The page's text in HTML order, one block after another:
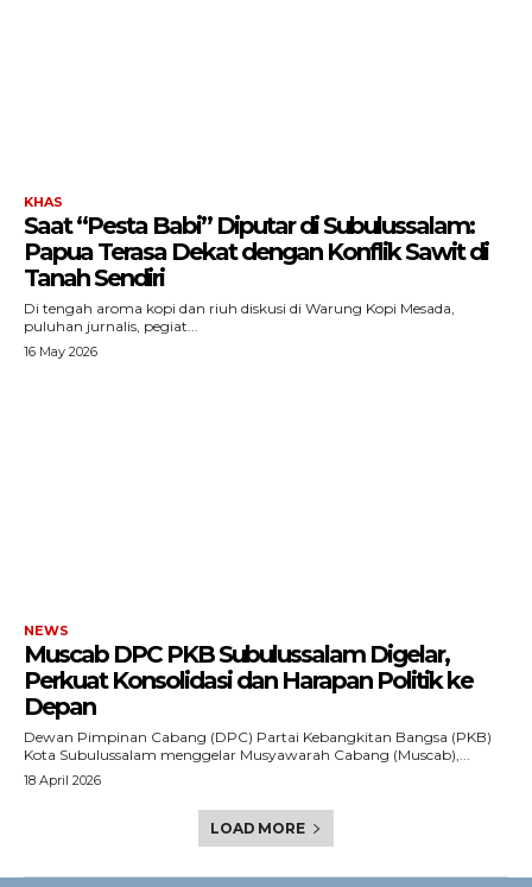
KHAS
Saat “Pesta Babi” Diputar di Subulussalam:
Papua Terasa Dekat dengan Konflik Sawit di
Tanah Sendiri
Di tengah aroma kopi dan riuh diskusi di Warung Kopi Mesada,
puluhan jurnalis, pegiat...
16 May 2026
NEWS
Muscab DPC PKB Subulussalam Digelar,
Perkuat Konsolidasi dan Harapan Politik ke
Depan
Dewan Pimpinan Cabang (DPC) Partai Kebangkitan Bangsa (PKB)
Kota Subulussalam menggelar Musyawarah Cabang (Muscab),...
18 April 2026
LOAD MORE